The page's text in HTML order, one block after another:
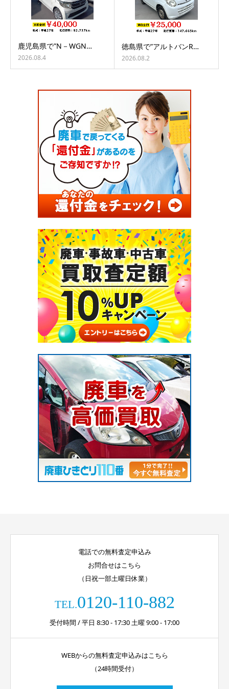
鹿児島県で”N－WGN…
2026.08.4
徳島県で”アルトバンR…
2026.08.2
電話での無料査定申込み
お問合せはこちら
（日祝一部土曜日休業）
TEL.0120-110-882
受付時間 / 平日 8:30 - 17:30 土曜 9:00 - 17:00
WEBからの無料査定申込みはこちら
（24時間受付）